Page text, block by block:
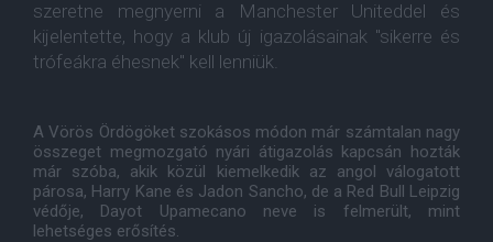
szeretne megnyerni a Manchester Uniteddel és
kijelentette, hogy a klub új igazolásainak "sikerre és
trófeákra éhesnek" kell lenniük.
A Vörös Ördögöket szokásos módon már számtalan nagy
összeget megmozgató nyári átigazolás kapcsán hozták
már szóba, akik közül kiemelkedik az angol válogatott
párosa, Harry Kane és Jadon Sancho, de a Red Bull Leipzig
védője, Dayot Upamecano neve is felmerült, mint
lehetséges erősítés.